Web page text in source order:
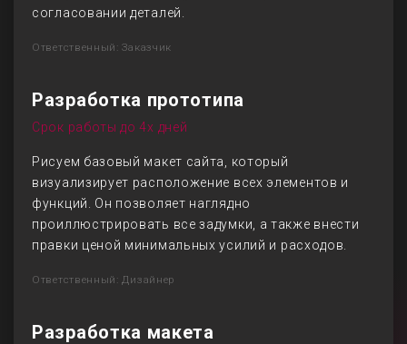
согласовании деталей.
Ответственный: Заказчик
Разработка прототипа
Срок работы до 4х дней
Рисуем базовый макет сайта, который
визуализирует расположение всех элементов и
функций. Он позволяет наглядно
проиллюстрировать все задумки, а также внести
правки ценой минимальных усилий и расходов.
Ответственный: Дизайнер
Разработка макета